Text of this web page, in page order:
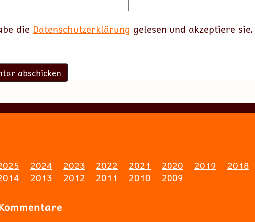
die Datenschutzerklärung gelesen und akzeptiere sie.
2024 2023 2022 2021 2020 2019 2018
2013 2012 2011 2010 2009